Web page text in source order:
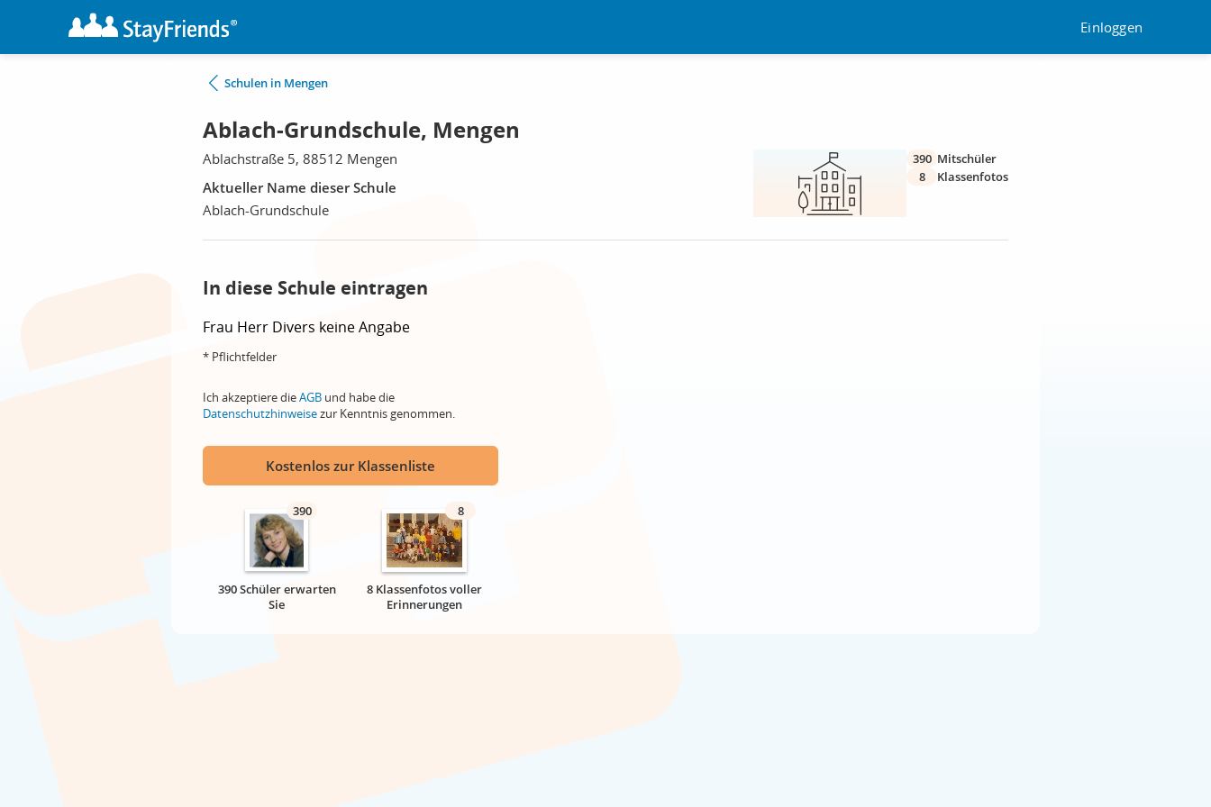
Einloggen
Schulen in Mengen
Ablach-Grundschule, Mengen
Ablachstraße 5, 88512 Mengen
Aktueller Name dieser Schule
Ablach-Grundschule
390 Mitschüler
8
Klassenfotos
In diese Schule eintragen
Frau Herr Divers keine Angabe
* Pflichtfelder
Ich akzeptiere dieAGB und habe die
Datenschutzhinweisezur Kenntnis genommen.
Kostenlos zur Klassenliste
390
390 Schüler erwarten
Sie
8
8 Klassenfotos voller
Erinnerungen